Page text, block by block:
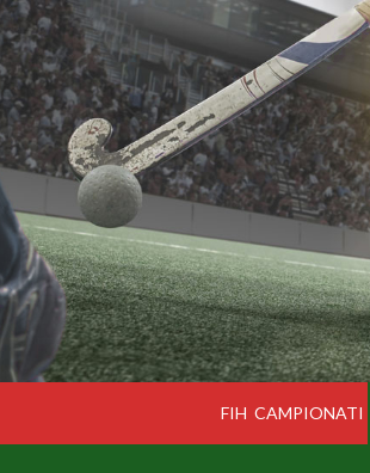
FIH CAMPIONATI